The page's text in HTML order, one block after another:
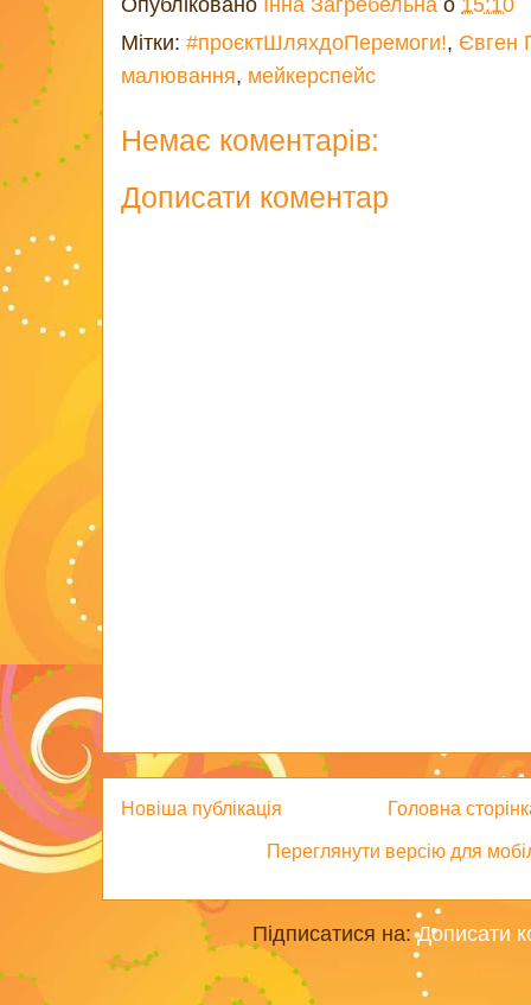
Опубліковано Інна Загребельна о 15:10
Мітки: #проєктШляхдоПеремоги!, Євген
малювання, мейкерспейс
Немає коментарів:
Дописати коментар
Новіша публікація Головна
Переглянути версію для
Підписатися на:Дописати